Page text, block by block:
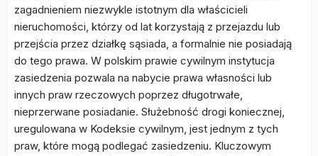
zagadnieniem niezwykle istotnym dla właścicieli
nieruchomości, którzy od lat korzystają z przejazdu lub
przejścia przez działkę sąsiada, a formalnie nie posiadają
do tego prawa. W polskim prawie cywilnym instytucja
zasiedzenia pozwala na nabycie prawa własności lub
innych praw rzeczowych poprzez długotrwałe,
nieprzerwane posiadanie. Służebność drogi koniecznej,
uregulowana w Kodeksie cywilnym, jest jednym z tych
praw, które mogą podlegać zasiedzeniu. Kluczowym